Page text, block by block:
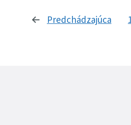
Predchádzajúca